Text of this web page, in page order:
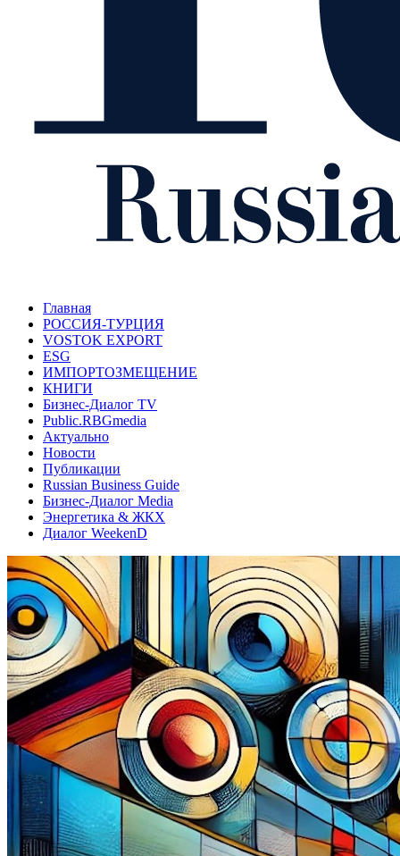
Главная
РОССИЯ-ТУРЦИЯ
VOSTOK EXPORT
ESG
ИМПОРТОЗМЕЩЕНИЕ
КНИГИ
Бизнес-Диалог TV
Public.RBGmedia
Актуально
Новости
Публикации
Russian Business Guide
Бизнес-Диалог Media
Энергетика & ЖКХ
Диалог WeekenD